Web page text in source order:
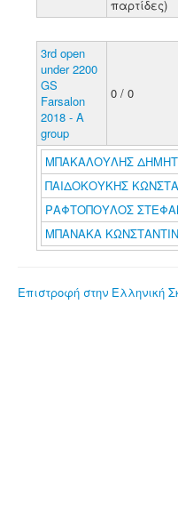
παρτίδες)
3rd open
under 2200
GS
Farsalon
2018 - A
group
0 / 0
ΜΠΑΚΑΛΟΥΛΗΣ
ΠΑΙΔΟΚΟΥΚΗΣ
ΡΑΦΤΟΠΟΥΛΟΣ
ΜΠΑΝΑΚΑ
Επιστροφή στην Ελληνική